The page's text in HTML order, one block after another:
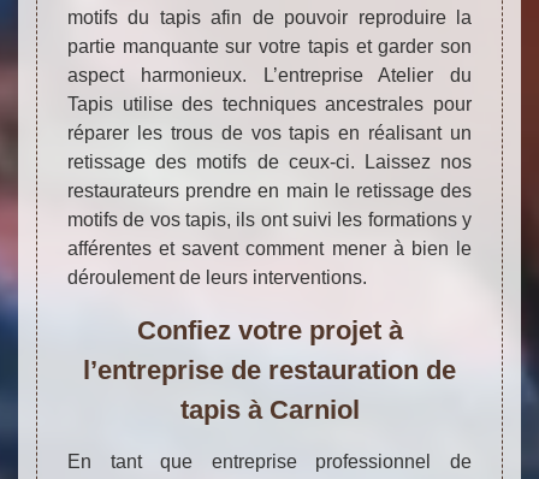
motifs du tapis afin de pouvoir reproduire la
partie manquante sur votre tapis et garder son
aspect harmonieux. L’entreprise Atelier du
Tapis utilise des techniques ancestrales pour
réparer les trous de vos tapis en réalisant un
retissage des motifs de ceux-ci. Laissez nos
restaurateurs prendre en main le retissage des
motifs de vos tapis, ils ont suivi les formations y
afférentes et savent comment mener à bien le
déroulement de leurs interventions.
Confiez votre projet à
l’entreprise de restauration de
tapis à Carniol
En tant que entreprise professionnel de